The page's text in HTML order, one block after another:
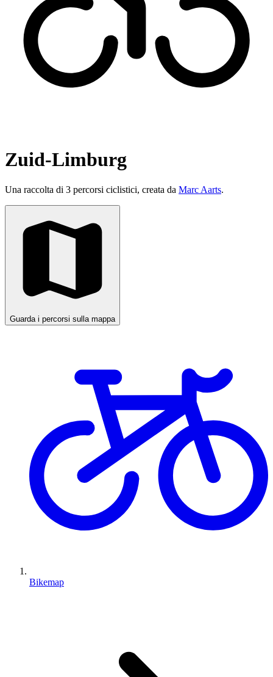
Zuid-Limburg
Una raccolta di 3 percorsi ciclistici, creata da Marc Aarts.
Guarda i percorsi sulla mappa
Bikemap